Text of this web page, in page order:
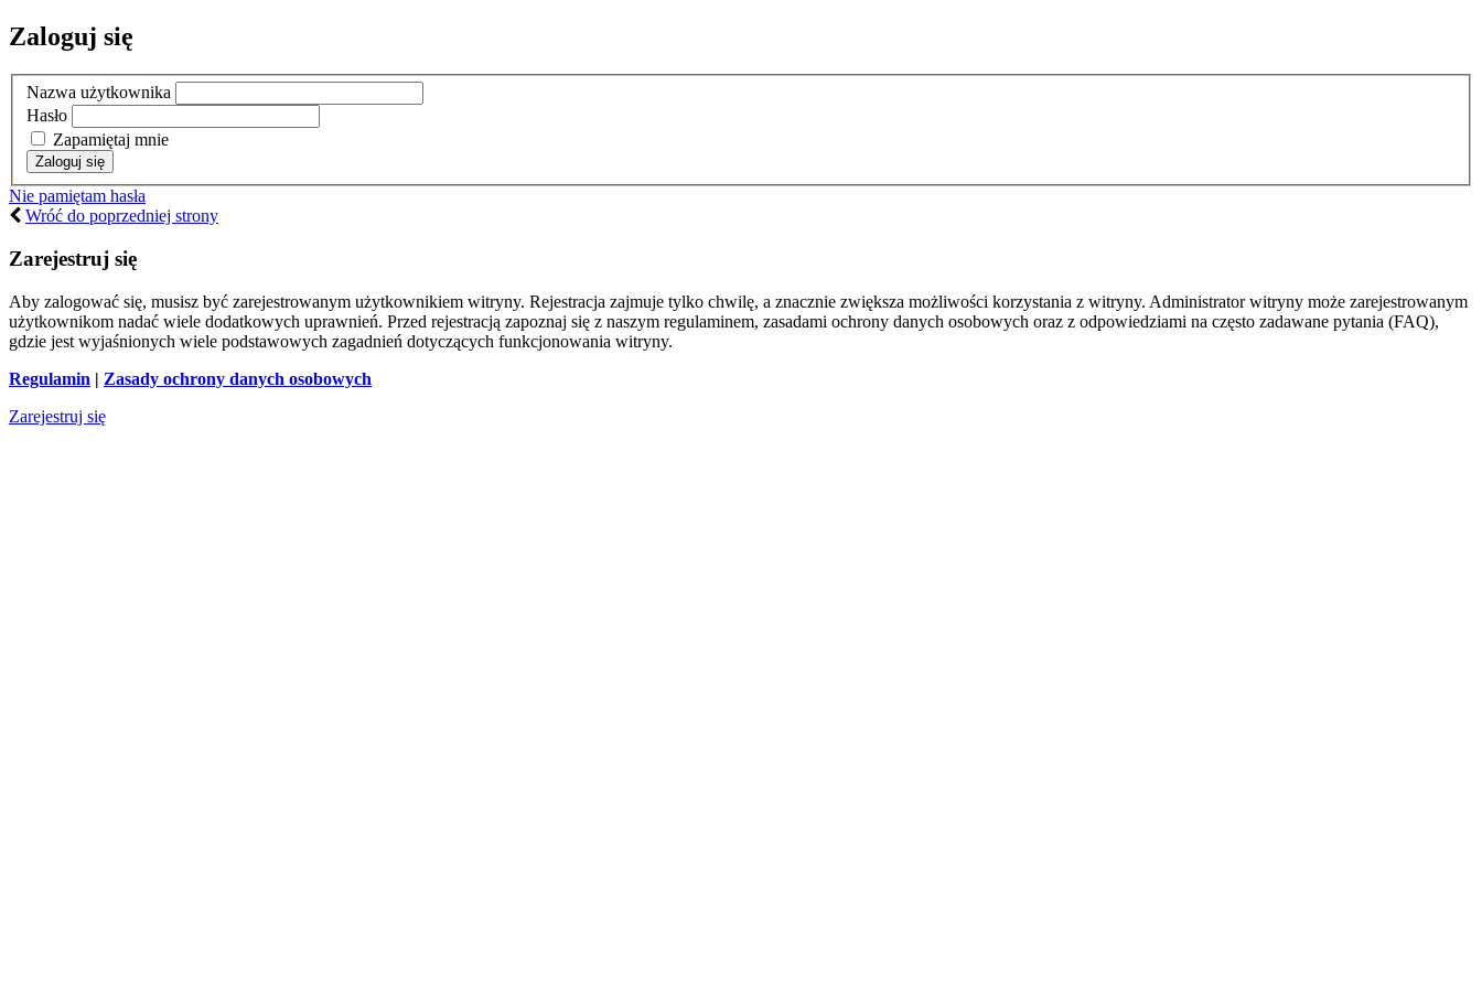
Zaloguj się
Nazwa użytkownika
Hasło
Zapamiętaj mnie
Nie pamiętam hasła
Wróć do poprzedniej strony
Zarejestruj się
Aby zalogować się, musisz być zarejestrowanym użytkownikiem witryny. Rejestracja zajmuje tylko chwilę, a znacznie zwiększa możliwości korzystania z witryny. Administrator witryny może zarejestrowanym
użytkownikom nadać wiele dodatkowych uprawnień. Przed rejestracją zapoznaj się z naszym regulaminem, zasadami ochrony danych osobowych oraz z odpowiedziami na często zadawane pytania (FAQ),
gdzie jest wyjaśnionych wiele podstawowych zagadnień dotyczących funkcjonowania witryny.
Regulamin | Zasady ochrony danych osobowych
Zarejestruj się